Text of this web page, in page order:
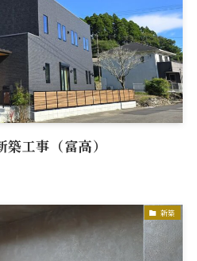
工事（富高）
新築